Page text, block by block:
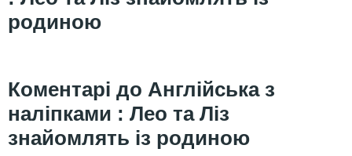
родиною
Англійська з
наліпками : Лео та Ліз
знайомлять із родиною